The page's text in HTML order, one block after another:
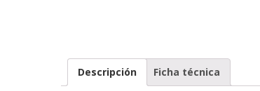
Descripción Ficha técnica